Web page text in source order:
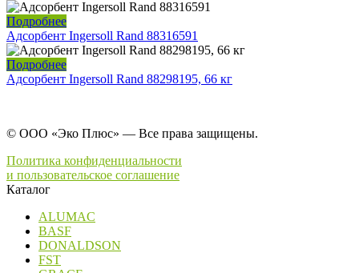
Подробнее
Адсорбент Ingersoll Rand 88316591
Подробнее
Адсорбент Ingersoll Rand 88298195, 66 кг
© ООО «Эко Плюс» — Все права защищены.
Политика конфиденциальности
и пользовательское соглашение
Каталог
ALUMAC
BASF
DONALDSON
FST